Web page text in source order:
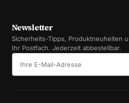
Newsletter
Sicherheits-Tipps, Produktneuheiten
Ihr Postfach. Jederzeit abbestellbar.